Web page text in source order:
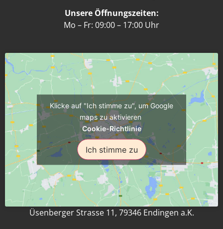
Unsere Öffnungszeiten:
Mo – Fr: 09:00 – 17:00 Uhr
Klicke auf "Ich stimme zu", um Google
maps zu aktivieren
Cookie-Richtlinie
Ich stimme zu
Üsenberger Strasse 11, 79346 Endingen a.K.